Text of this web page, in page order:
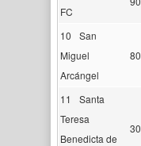
FC
10
San
Miguel
Arcángel
80
11
Santa
Teresa
Benedicta de
30